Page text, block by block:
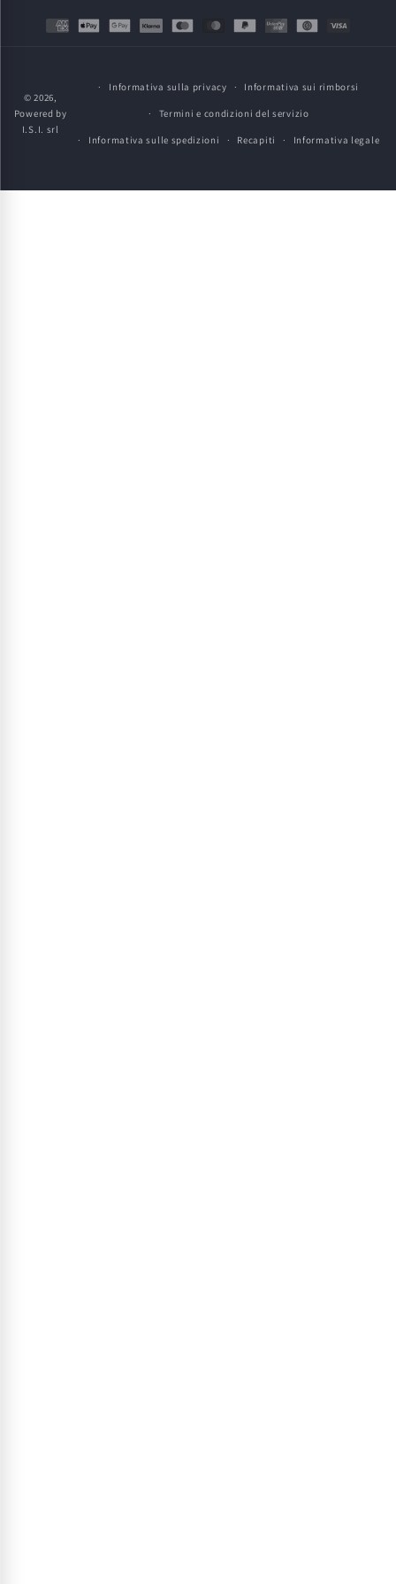
Metodi
© 2026,
Powered by
I.S.I. srl
Informativa sulla privacy Informativa sui rimborsi
Termini e condizioni del servizio
Informativa sulle spedizioni Recapiti Informativa legale